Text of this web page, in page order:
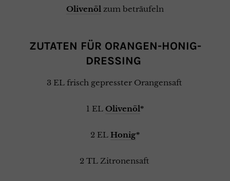
Olivenöl zum beträufeln
ZUTATEN FÜR ORANGEN-HONIG-
DRESSING
3 EL frisch gepresster Orangensaft
1 EL Olivenöl*
2 EL Honig*
2 TL Zitronensaft